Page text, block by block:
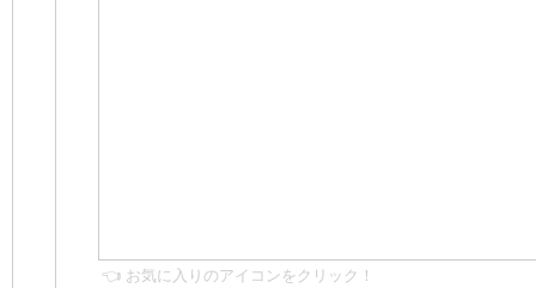
👈 お気に入りのアイコンをクリック！